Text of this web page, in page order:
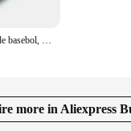
Luz portátil do tampão de basebol, 11LED, aba do chapéu, farol, luz dianteira do chapéu, farol exterior, lâmpada principal para o ciclismo, caminhadas, pesca
more in Aliexpress